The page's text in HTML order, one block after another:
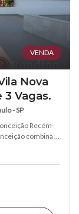
VENDA
Nova
3 Vagas.
- SP
Recém-
combina ...